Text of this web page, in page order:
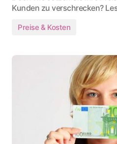
Kunden zu verschrecken?
Preise & Kosten